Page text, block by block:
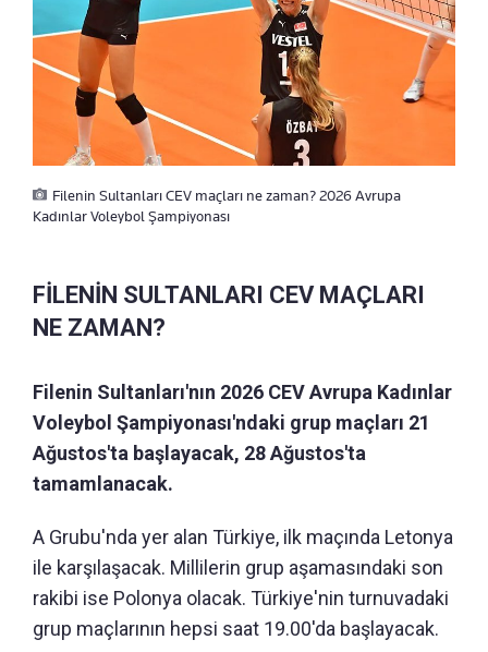
Filenin Sultanları CEV maçları ne zaman? 2026 Avrupa
Kadınlar Voleybol Şampiyonası
FİLENİN SULTANLARI CEV MAÇLARI
NE ZAMAN?
Filenin Sultanları'nın 2026 CEV Avrupa Kadınlar
Voleybol Şampiyonası'ndaki grup maçları 21
Ağustos'ta başlayacak, 28 Ağustos'ta
tamamlanacak.
A Grubu'nda yer alan Türkiye, ilk maçında Letonya
ile karşılaşacak. Millilerin grup aşamasındaki son
rakibi ise Polonya olacak. Türkiye'nin turnuvadaki
grup maçlarının hepsi saat 19.00'da başlayacak.